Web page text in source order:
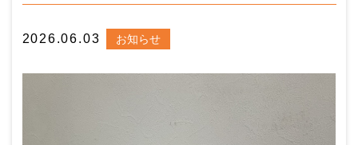
2026.06.03 お知らせ